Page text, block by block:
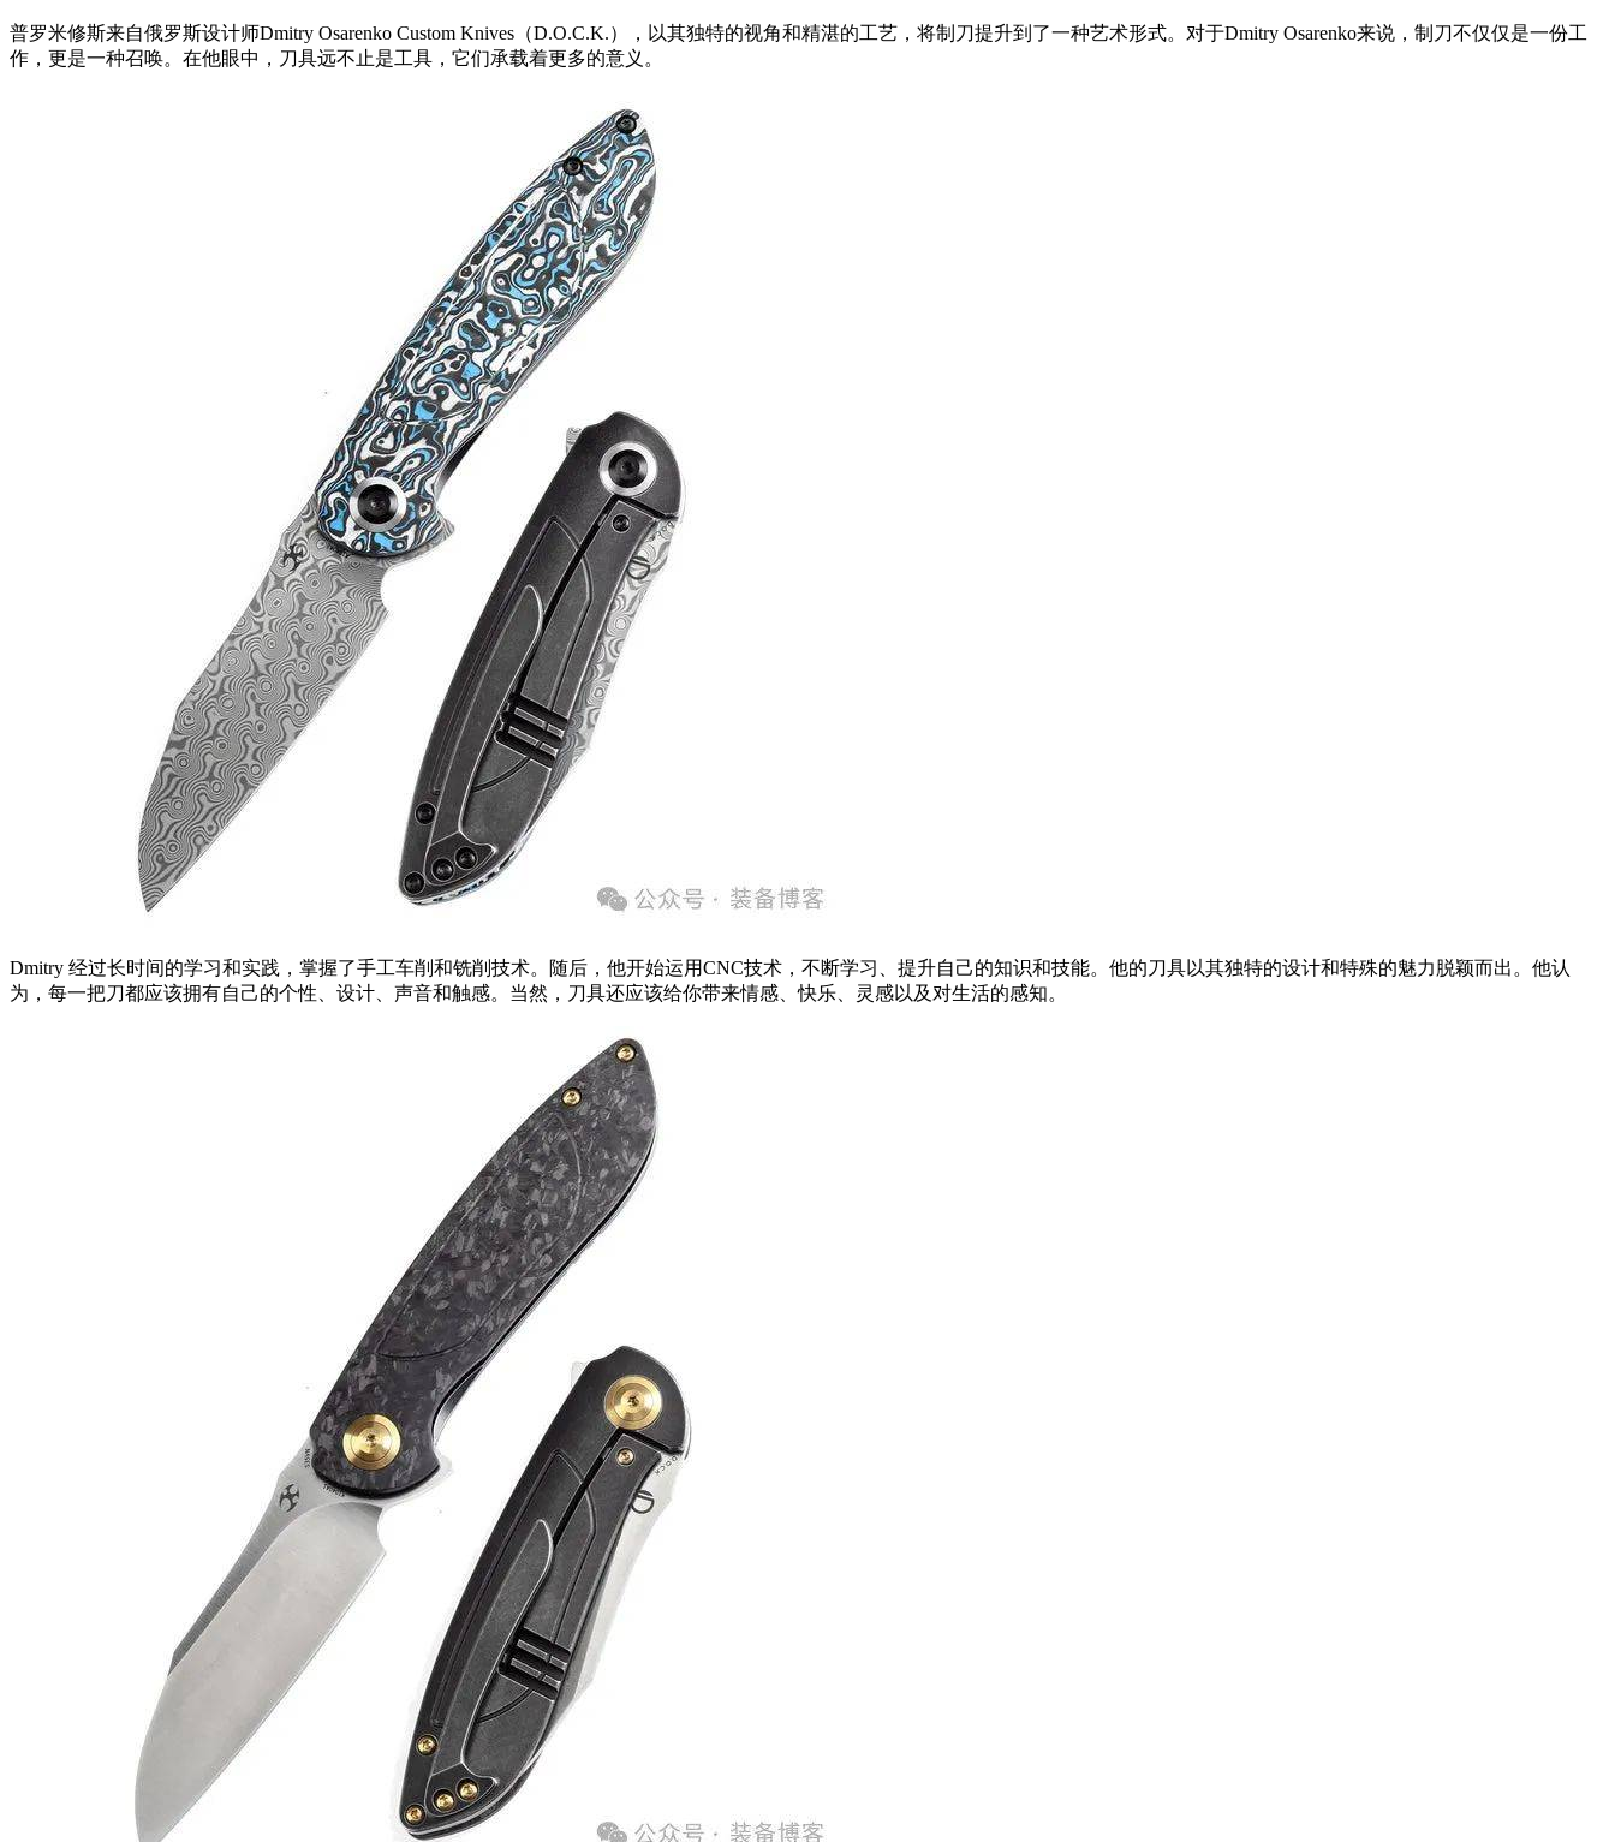
普罗米修斯来自俄罗斯设计师Dmitry Osarenko Custom Knives（D.O.C.K.），以其独特的视角和精湛的工艺，将制刀提升到了一种艺术形式。对于Dmitry Osarenko来说，制刀不仅仅是一份工
作，更是一种召唤。在他眼中，刀具远不止是工具，它们承载着更多的意义。
Dmitry 经过长时间的学习和实践，掌握了手工车削和铣削技术。随后，他开始运用CNC技术，不断学习、提升自己的知识和技能。他的刀具以其独特的设计和特殊的魅力脱颖而出。他认
为，每一把刀都应该拥有自己的个性、设计、声音和触感。当然，刀具还应该给你带来情感、快乐、灵感以及对生活的感知。